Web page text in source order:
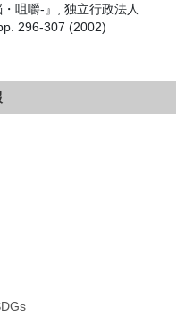
咀嚼-』, 独立行政法人
296-307 (2002)